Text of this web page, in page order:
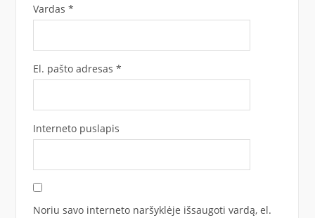
Vardas *
El. pašto adresas *
Interneto puslapis
Noriu savo interneto naršyklėje išsaugoti vardą, el.